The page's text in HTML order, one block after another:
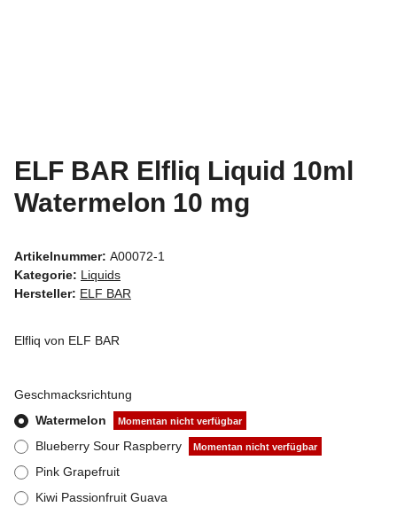
ELF BAR Elfliq Liquid 10ml
Watermelon 10 mg
Artikelnummer: A00072-1
Kategorie: Liquids
Hersteller: ELF BAR
Elfliq von ELF BAR
Geschmacksrichtung
Watermelon
Momentan nicht verfügbar
Blueberry Sour Raspberry Momentan nicht verfügbar
Pink Grapefruit
Kiwi Passionfruit Guava